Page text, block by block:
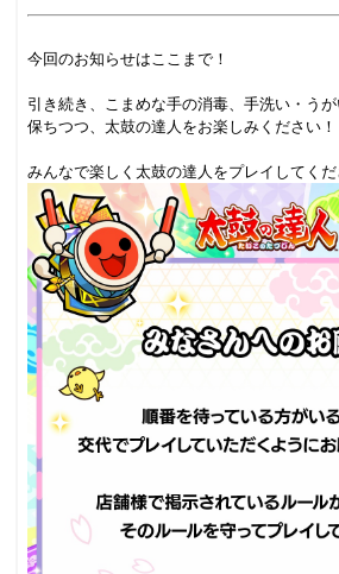
今回のお知らせはここまで！
引き続き、こまめな手の消毒、手洗い・う
保ちつつ、太鼓の達人をお楽しみください！
みんなで楽しく太鼓の達人をプレイしてく